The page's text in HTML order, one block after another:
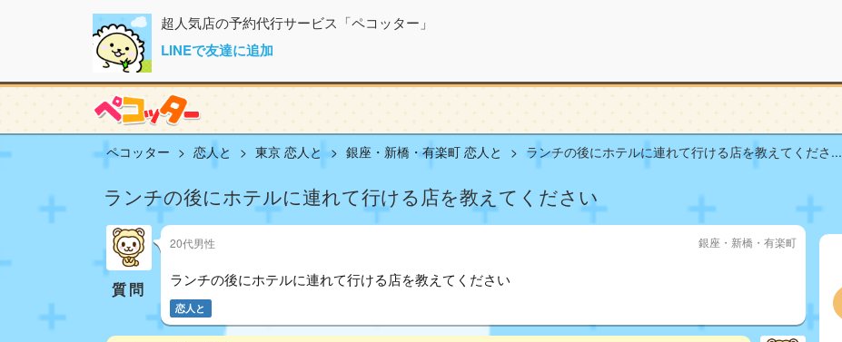
超人気店の予約代行サービス「ペコッター」
LINEで友達に追加
ペコッター 恋人と 東京 恋人と 銀座・新橋・有楽町 恋人と ランチの後にホテルに連れて行ける店を教えてくださ...
ランチの後にホテルに連れて行ける店を教えてください
質問
20代男性 銀座・新橋・有楽町
ランチの後にホテルに連れて行ける店を教えてください
恋人と